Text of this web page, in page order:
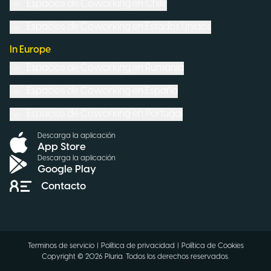
In Europe
Descarga la aplicación
App Store
Descarga la aplicación
Google Play
Contacto
Copyright © 2026 Pluria. Todos los derechos reservados.
Terminos de servicio Política de privacidad Política de Cookies